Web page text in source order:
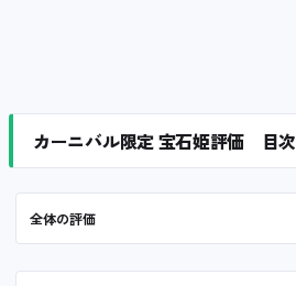
カーニバル限定 宝石姫評価 目次
全体の評価